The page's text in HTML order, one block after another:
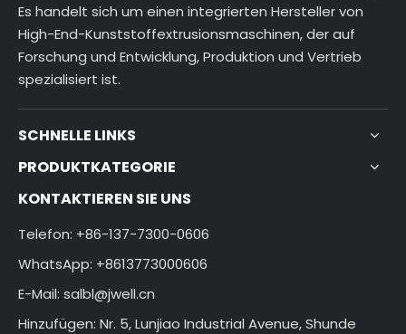
Es handelt sich um einen integrierten Hersteller von
High-End-Kunststoffextrusionsmaschinen, der auf
Forschung und Entwicklung, Produktion und Vertrieb
spezialisiert ist.
SCHNELLE LINKS
PRODUKTKATEGORIE
KONTAKTIEREN SIE UNS
Telefon: +86-137-7300-0606
WhatsApp: +8613773000606
E-Mail: salbl@jwell.cn
Hinzufügen: Nr. 5, Lunjiao Industrial Avenue, Shunde